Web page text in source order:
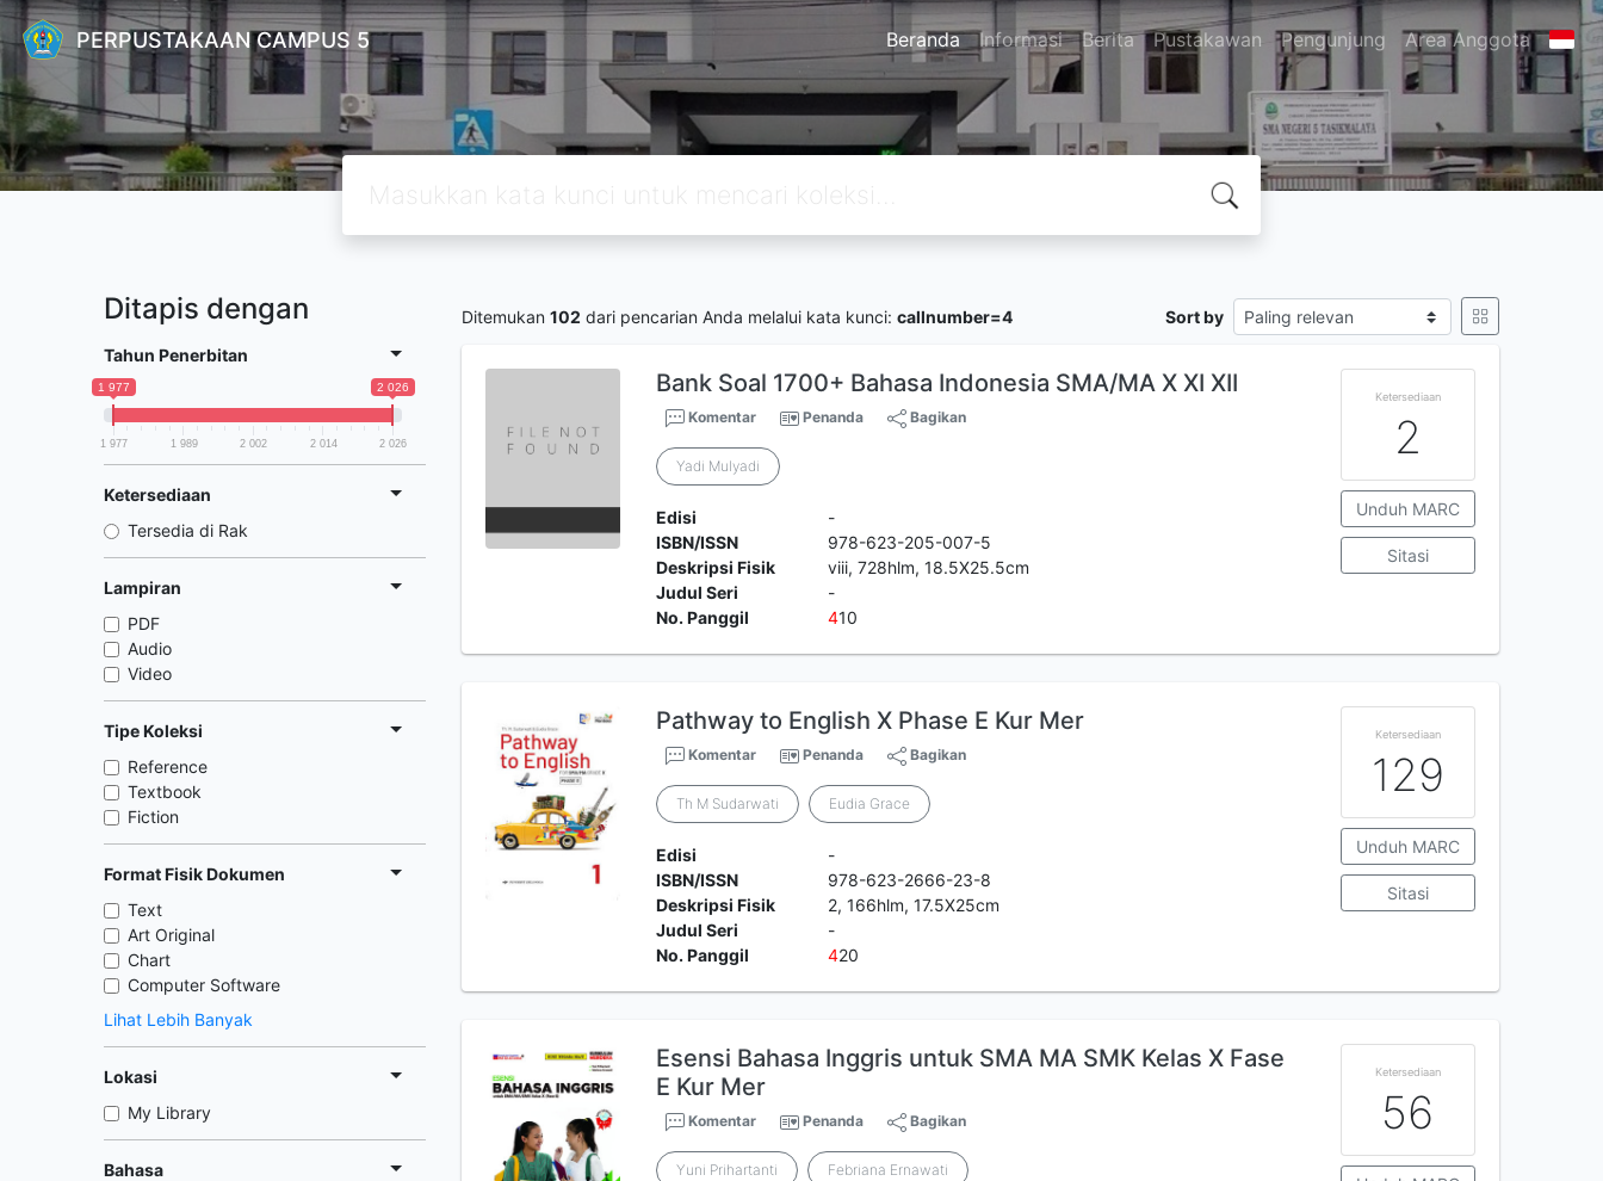
PERPUSTAKAAN CAMPUS 5 Beranda Informasi Berita Pustakawan Pengunjung Area Anggota
Ditapis dengan
Tahun Penerbitan
1 977 2 026
1 977 1 989 2 002 2 014 2 026
Ketersediaan
Tersedia di Rak
Lampiran
PDF
Audio
Video
Tipe Koleksi
Reference
Textbook
Fiction
Format Fisik Dokumen
Text
Art Original
Chart
Computer Software
Lihat Lebih Banyak
Lokasi
My Library
Bahasa
Ditemukan 102 dari pencarian Anda melalui kata kunci: callnumber=4 Sort by
Bank Soal 1700+ Bahasa Indonesia SMA/MA X XI XII
Komentar Penanda Bagikan
Yadi Mulyadi
Edisi
-
ISBN/ISSN
978-623-205-007-5
Deskripsi Fisik
viii, 728hlm, 18.5X25.5cm
Judul Seri
-
No. Panggil
410
Ketersediaan
2
Unduh MARC
Sitasi
Pathway to English X Phase E Kur Mer
Komentar Penanda Bagikan
Th M Sudarwati Eudia Grace
Edisi
-
ISBN/ISSN
978-623-2666-23-8
Deskripsi Fisik
2, 166hlm, 17.5X25cm
Judul Seri
-
No. Panggil
420
Ketersediaan
129
Unduh MARC
Sitasi
Esensi Bahasa Inggris untuk SMA MA SMK Kelas X Fase
E Kur Mer
Komentar Penanda Bagikan
Yuni Prihartanti Febriana Ernawati
Ketersediaan
56